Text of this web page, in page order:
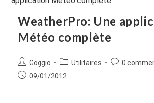
WeatherPro: Une
Météo complète
Auteur/autrice
de
Goggio
Post
category:
Utilitaires
0
Publication
09/01/2012